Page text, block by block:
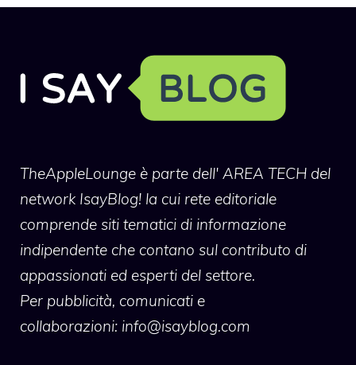
TheAppleLounge è parte dell' AREA TECH del
network IsayBlog! la cui rete editoriale
comprende siti tematici di informazione
indipendente che contano sul contributo di
appassionati ed esperti del settore.
Per pubblicità, comunicati e
collaborazioni: info@isayblog.com